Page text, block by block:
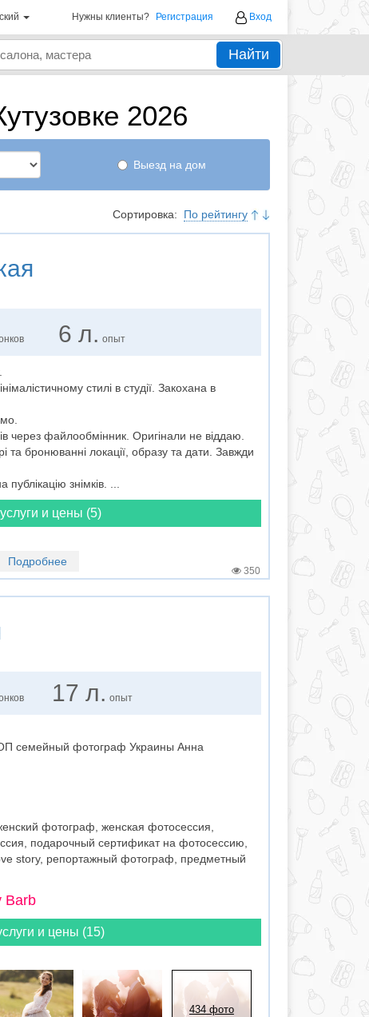
Нужны клиенты? Регистрация Вход
Найти
2026
Выезд на дом
Сортировка: По рейтингу
6 л. опыт
стилі в студії. Закохана в
через файлообмінник. Оригінали не віддаю.
та бронюванні локації, образу та дати. Завжди
знімків. ...
и цены (5)
Подробнее
350
17 л. опыт
семейный фотограф Украины Анна
фотограф, женская фотосессия,
подарочный сертификат на фотосессию,
story, репортажный фотограф, предметный
Barb
и цены (15)
434 фото